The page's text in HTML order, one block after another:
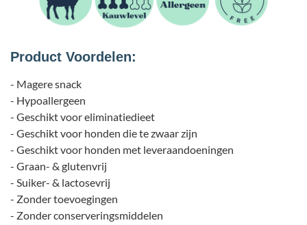
Product Voordelen:
- Magere snack
- Hypoallergeen
- Geschikt voor eliminatiedieet
- Geschikt voor honden die te zwaar zijn
- Geschikt voor honden met leveraandoeningen
- Graan- & glutenvrij
- Suiker- & lactosevrij
- Zonder toevoegingen
- Zonder conserveringsmiddelen